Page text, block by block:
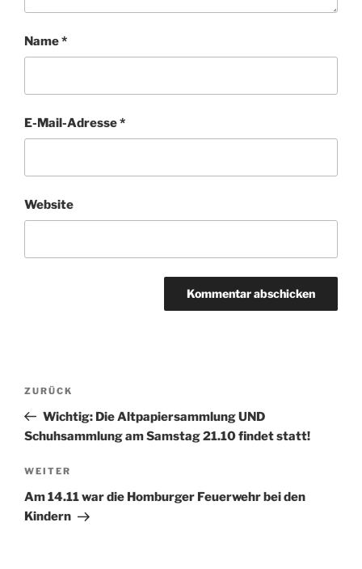
Name*
E-Mail-Adresse*
Website
Beitragsnavigation
Vorheriger
Beitrag
ZURÜCK
Wichtig: Die Altpapiersammlung UND
Schuhsammlung am Samstag 21.10 findet statt!
Nächster
Beitrag
WEITER
Am 14.11 war die Homburger Feuerwehr bei den
Kindern